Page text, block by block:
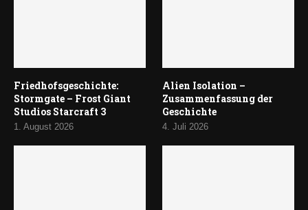
Friedhofsgeschichte:
Stormgate – Frost Giant
Studios Starcraft 3
1. August 2026
Alien Isolation –
Zusammenfassung der
Geschichte
4. Juli 2026